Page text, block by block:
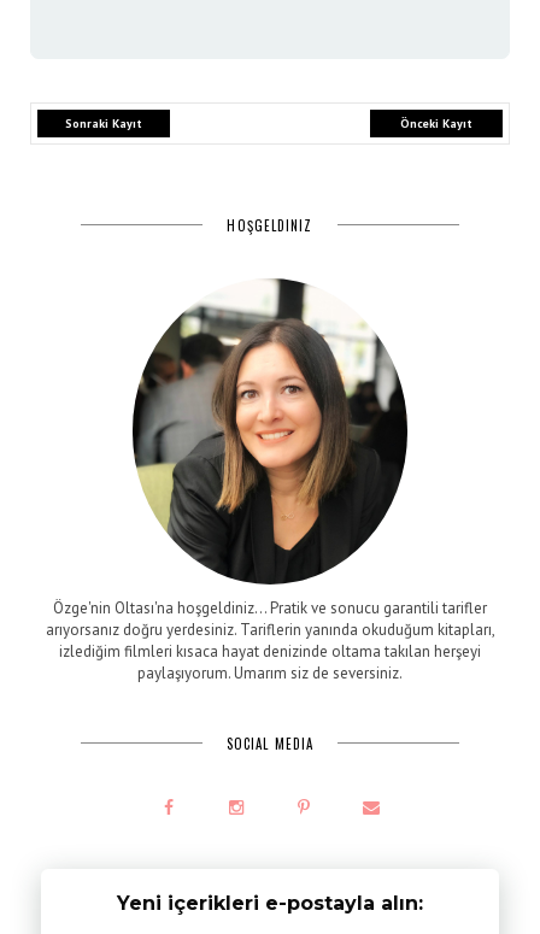
Sonraki Kayıt Önceki Kayıt
HOŞGELDINIZ
Özge'nin Oltası'na hoşgeldiniz... Pratik ve sonucu garantili tarifler
arıyorsanız doğru yerdesiniz. Tariflerin yanında okuduğum kitapları,
izlediğim filmleri kısaca hayat denizinde oltama takılan herşeyi
paylaşıyorum. Umarım siz de seversiniz.
SOCIAL MEDIA
Yeni içerikleri e-postayla alın: